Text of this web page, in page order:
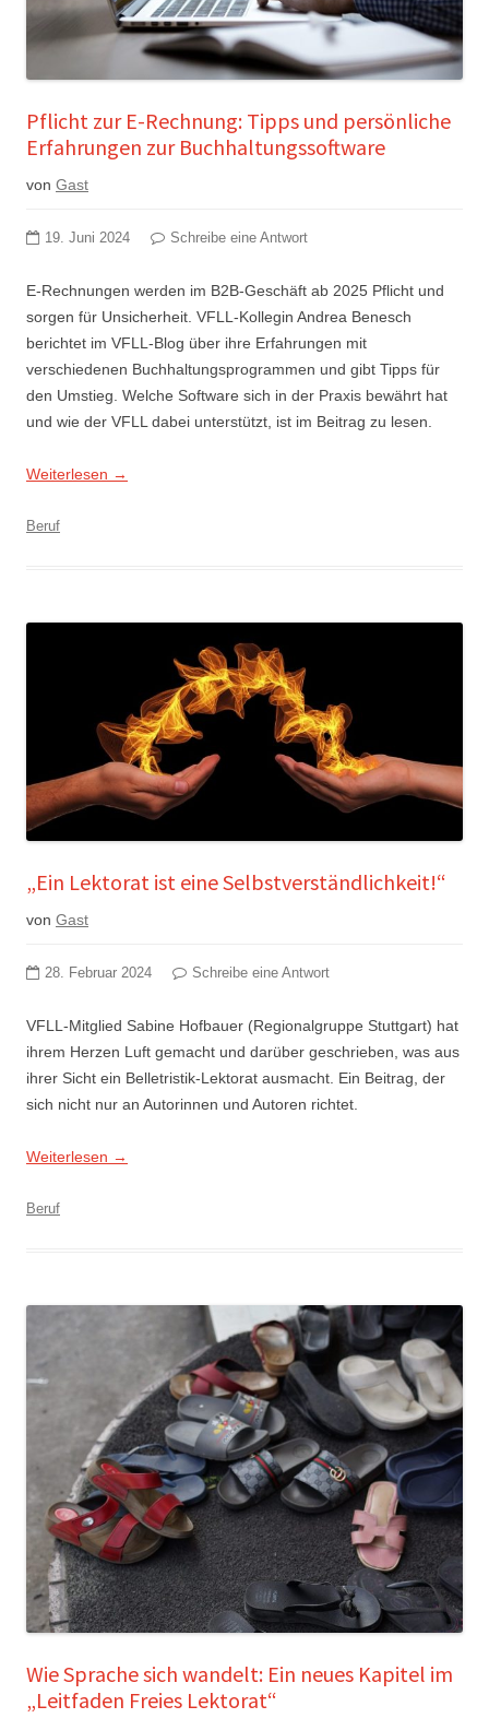
Pflicht zur E-Rechnung: Tipps und persönliche
Erfahrungen zur Buchhaltungssoftware
von Gast
19. Juni 2024 Schreibe eine Antwort
E-Rechnungen werden im B2B-Geschäft ab 2025 Pflicht und
sorgen für Unsicherheit. VFLL-Kollegin Andrea Benesch
berichtet im VFLL-Blog über ihre Erfahrungen mit
verschiedenen Buchhaltungsprogrammen und gibt Tipps für
den Umstieg. Welche Software sich in der Praxis bewährt hat
und wie der VFLL dabei unterstützt, ist im Beitrag zu lesen.
Weiterlesen →
Beruf
„Ein Lektorat ist eine Selbstverständlichkeit!“
von Gast
28. Februar 2024 Schreibe eine Antwort
VFLL-Mitglied Sabine Hofbauer (Regionalgruppe Stuttgart) hat
ihrem Herzen Luft gemacht und darüber geschrieben, was aus
ihrer Sicht ein Belletristik-Lektorat ausmacht. Ein Beitrag, der
sich nicht nur an Autorinnen und Autoren richtet.
Weiterlesen →
Beruf
Wie Sprache sich wandelt: Ein neues Kapitel im
„Leitfaden Freies Lektorat“